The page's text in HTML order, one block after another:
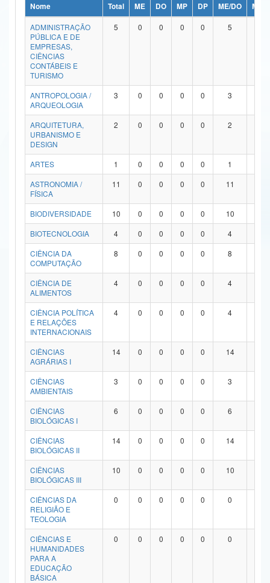
Ministério da Ciência, Tecnologia, Inovações e Comunicações
Ministério do Meio Ambiente
Ministério do Turismo
Ministério do Desenvolvimento Regional
Controladoria-Geral da União
Ministério da Mulher, da Família e dos Direitos Humanos
Secretaria de Governo
Advocacia-Geral da União
Banco Central do Brasil
Nome Total ME DO MP DP ME/DO
MP/
ADMINISTRAÇÃO
PÚBLICA E DE
EMPRESAS,
CIÊNCIAS
CONTÁBEIS E
TURISMO
5 0 0 0 0 5
ANTROPOLOGIA /
ARQUEOLOGIA
3 0 0 0 0 3
ARQUITETURA,
URBANISMO E
DESIGN
2 0 0 0 0 2
ARTES 1 0 0 0 0 1
ASTRONOMIA /
FÍSICA
11 0 0 0 0 11
BIODIVERSIDADE 10 0 0 0 0 10
BIOTECNOLOGIA
4 0 0 0 0 4
CIÊNCIA DA
COMPUTAÇÃO
8 0 0 0 0 8
CIÊNCIA DE
ALIMENTOS
4 0 0 0 0 4
CIÊNCIA POLÍTICA
E RELAÇÕES
INTERNACIONAIS
4 0 0 0 0 4
CIÊNCIAS
AGRÁRIAS I
14 0 0 0 0 14
CIÊNCIAS
AMBIENTAIS
3 0 0 0 0 3
CIÊNCIAS
BIOLÓGICAS I
6 0 0 0 0 6
CIÊNCIAS
BIOLÓGICAS II
14 0 0 0 0 14
CIÊNCIAS
BIOLÓGICAS III
10 0 0 0 0 10
CIÊNCIAS DA
RELIGIÃO E
TEOLOGIA
0 0 0 0 0 0
CIÊNCIAS E
HUMANIDADES
PARA A
EDUCAÇÃO
BÁSICA
0 0 0 0 0 0